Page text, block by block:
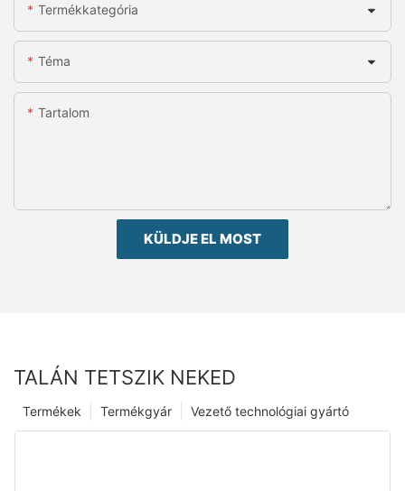
Termékkategória
Téma
Tartalom
KÜLDJE EL MOST
TALÁN TETSZIK NEKED
Vezető technológiai gyártó
Termékgyár
Termékek